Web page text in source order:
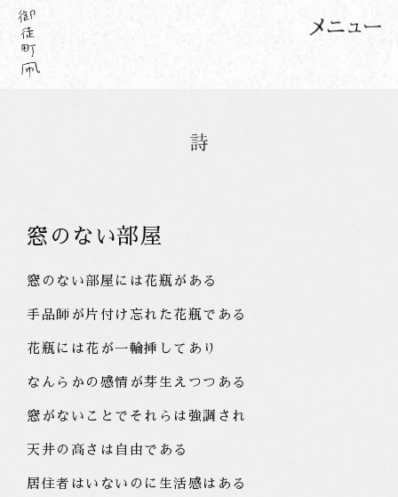
窓のない部屋
窓のない部屋には花瓶がある
手品師が片付け忘れた花瓶である
花瓶には花が一輪挿してあり
なんらかの感情が芽生えつつある
窓がないことでそれらは強調され
天井の高さは自由である
居住者はいないのに生活感はある